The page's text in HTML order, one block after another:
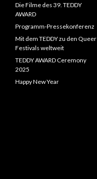
Die Filme des 39. TEDDY
AWARD
Programm-Pressekonferenz
Mit dem TEDDY zu den Queer
Festivals weltweit
TEDDY AWARD Ceremony
2025
Happy New Year